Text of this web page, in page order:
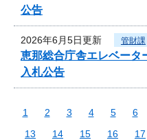
公告
2026年6月5日更新 管財課
恵那総合庁舎エレベータ
入札公告
1 2 3 4 5 6
13
14 15 16 17